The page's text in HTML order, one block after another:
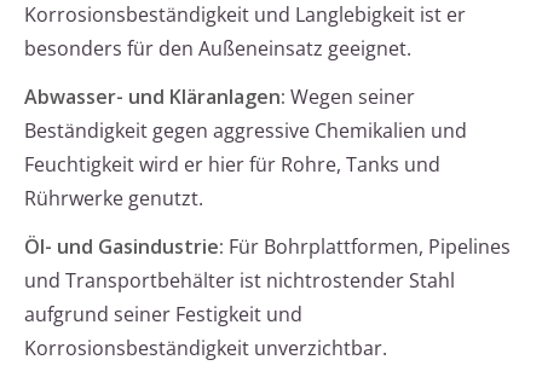
Korrosionsbeständigkeit und Langlebigkeit ist er
besonders für den Außeneinsatz geeignet.
Abwasser- und Kläranlagen: Wegen seiner
Beständigkeit gegen aggressive Chemikalien und
Feuchtigkeit wird er hier für Rohre, Tanks und
Rührwerke genutzt.
Öl- und Gasindustrie: Für Bohrplattformen, Pipelines
und Transportbehälter ist nichtrostender Stahl
aufgrund seiner Festigkeit und
Korrosionsbeständigkeit unverzichtbar.